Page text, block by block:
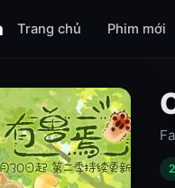
Trang chủ Phim mới